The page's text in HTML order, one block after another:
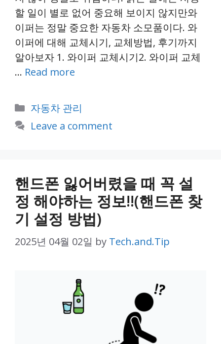
할 일이 별로 없어 중요해 보이지 않지만와
이퍼는 정말 중요한 자동차 소모품이다. 와
이퍼에 대해 교체시기, 교체방법, 후기까지
알아보자 1. 와이퍼 교체시기2. 와이퍼 교체
… Read more
Categories
자동차 관리
Leave a comment
핸드폰 잃어버렸을 때 꼭 설
정 해야하는 정보!!(핸드폰 찾
기 설정 방법)
2025년 04월 02일 by Tech.and.Tip